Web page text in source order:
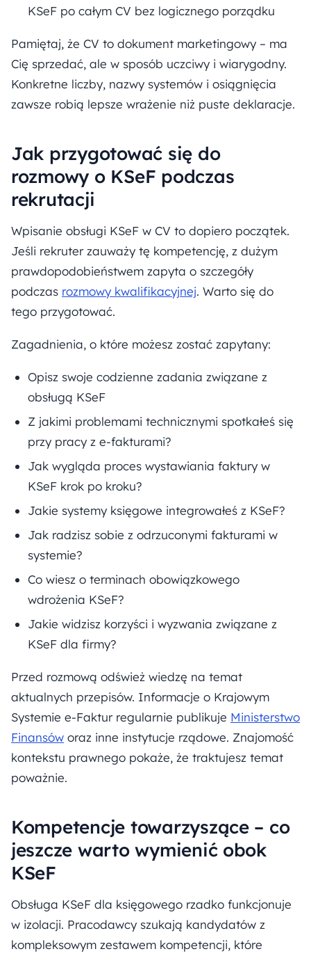
KSeF po całym CV bez logicznego porządku
Pamiętaj, że CV to dokument marketingowy – ma
Cię sprzedać, ale w sposób uczciwy i wiarygodny.
Konkretne liczby, nazwy systemów i osiągnięcia
zawsze robią lepsze wrażenie niż puste deklaracje.
Jak przygotować się do
rozmowy o KSeF podczas
rekrutacji
Wpisanie obsługi KSeF w CV to dopiero początek.
Jeśli rekruter zauważy tę kompetencję, z dużym
prawdopodobieństwem zapyta o szczegóły
podczas rozmowy kwalifikacyjnej. Warto się do
tego przygotować.
Zagadnienia, o które możesz zostać zapytany:
Opisz swoje codzienne zadania związane z
obsługą KSeF
Z jakimi problemami technicznymi spotkałeś się
przy pracy z e-fakturami?
Jak wygląda proces wystawiania faktury w
KSeF krok po kroku?
Jakie systemy księgowe integrowałeś z KSeF?
Jak radzisz sobie z odrzuconymi fakturami w
systemie?
Co wiesz o terminach obowiązkowego
wdrożenia KSeF?
Jakie widzisz korzyści i wyzwania związane z
KSeF dla firmy?
Przed rozmową odśwież wiedzę na temat
aktualnych przepisów. Informacje o Krajowym
Systemie e-Faktur regularnie publikuje Ministerstwo
Finansów oraz inne instytucje rządowe. Znajomość
kontekstu prawnego pokaże, że traktujesz temat
poważnie.
Kompetencje towarzyszące – co
jeszcze warto wymienić obok
KSeF
Obsługa KSeF dla księgowego rzadko funkcjonuje
w izolacji. Pracodawcy szukają kandydatów z
kompleksowym zestawem kompetencji, które